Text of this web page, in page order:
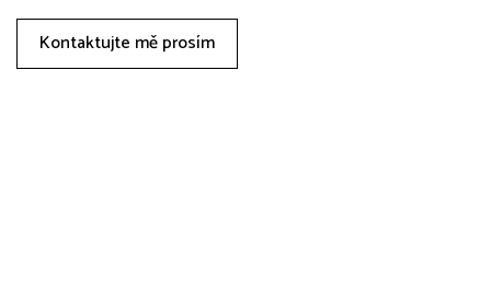
Kontaktujte mě prosím